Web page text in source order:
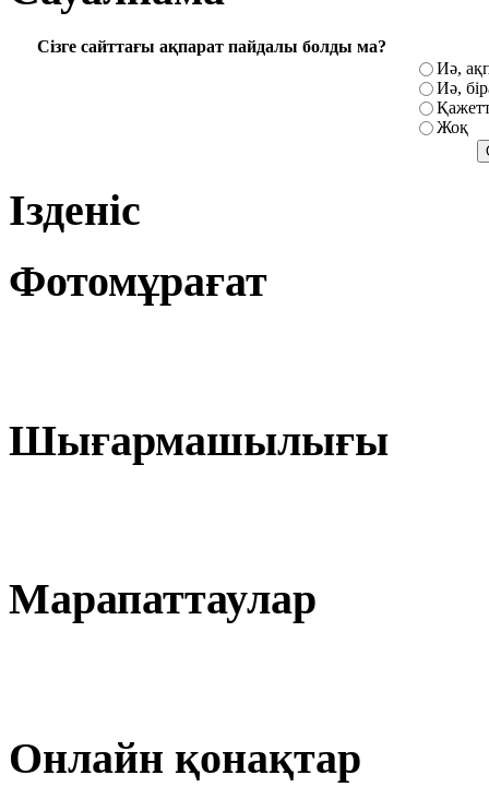
Сізге сайттағы ақпарат пайдалы болды ма?
Иә,
Иә,
Жоқ
Ізденіс
Фотомұрағат
Шығармашылығы
Марапаттаулар
Онлайн қонақтар